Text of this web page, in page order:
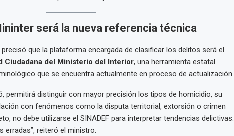
será la nueva referencia técnica
que la plataforma encargada de clasificar los delitos será el
Ciudadana del Ministerio del Interior, una herramienta estatal
que se encuentra actualmente en proceso de actualización.
permitirá distinguir con mayor precisión los tipos de homicidio, su
con fenómenos como la disputa territorial, extorsión o crimen
no debe utilizarse el SINADEF para interpretar tendencias delictivas.
erradas”, reiteró el ministro.